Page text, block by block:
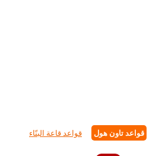
قواعد تاون هول قواعد قاعة البنّاء